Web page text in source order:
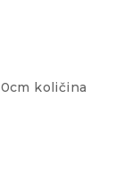
količina